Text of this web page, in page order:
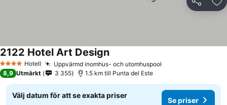
Dela
4 StjärnorHotell Uppvärmd inomhus- och utomhuspool
2122 Hotel Art Design
8,9 Utmärkt 3 355 1.5 km till Punta del Este
Välj datum för att se exakta priser
Se priser